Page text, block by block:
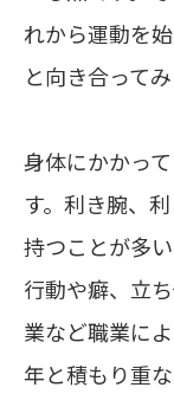
れから運動を
と向き合って
身体にかかっ
す。利き腕、
持つことが多
行動や癖、立
業など職業に
年と積もり重